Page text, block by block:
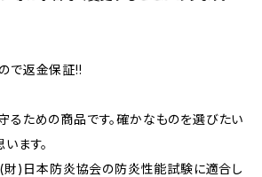
で返金保証!!
ための商品です。確かなものを選びたい
ます。
財)日本防炎協会の防炎性能試験に適合し